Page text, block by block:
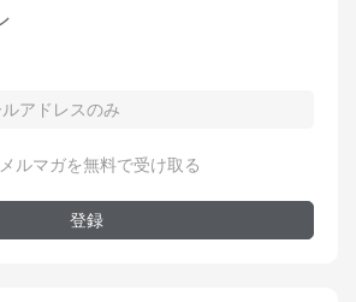
ルマガを無料で受け取る
登録